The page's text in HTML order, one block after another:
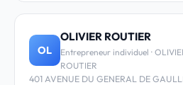
OL
OLIVIER ROUTIER
Entrepreneur individuel ·
ROUTIER
401 AVENUE DU GENERAL DE